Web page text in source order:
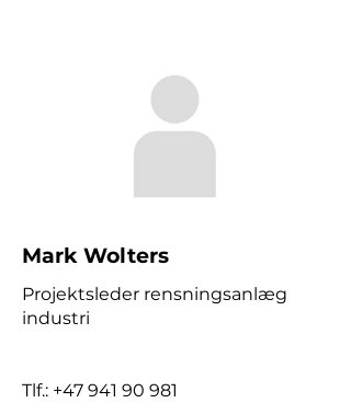
Mark Wolters
Projektsleder rensningsanlæg
industri
Tlf.: +47 941 90 981